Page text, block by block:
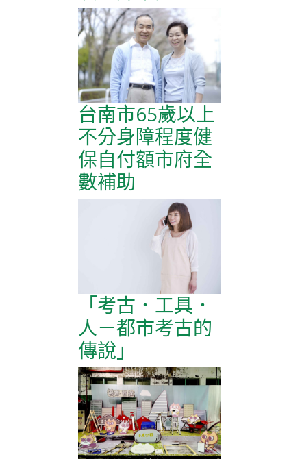
台南市65歲以上
不分身障程度健
保自付額市府全
數補助
「考古．工具．
人－都市考古的
傳說」